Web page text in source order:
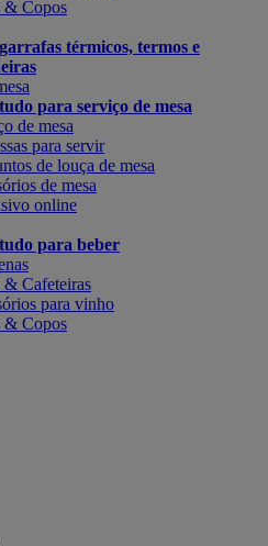
& Copos
térmicos, termos e
para serviço de mesa
de mesa
para servir
de louça de mesa
de mesa
online
para beber
& Cafeteiras
para vinho
& Copos